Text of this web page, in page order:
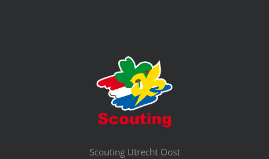
Scouting Utrecht Oost